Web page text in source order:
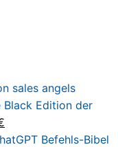
Edition der
Preis
Befehls-Bibel